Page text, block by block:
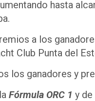
hasta
a los
Club Punta del
los ganadores y
Fórmula ORC 1 y